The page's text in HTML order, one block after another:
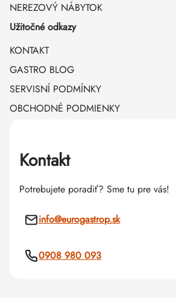
NEREZOVÝ NÁBYTOK
Užitočné odkazy
KONTAKT
GASTRO BLOG
SERVISNÍ PODMÍNKY
OBCHODNÉ PODMIENKY
Kontakt
Potrebujete poradiť? Sme tu pre vás!
info@eurogastrop.sk
0908 980 093